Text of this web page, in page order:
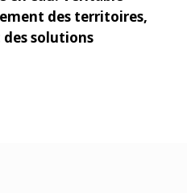
des territoires,
des solutions